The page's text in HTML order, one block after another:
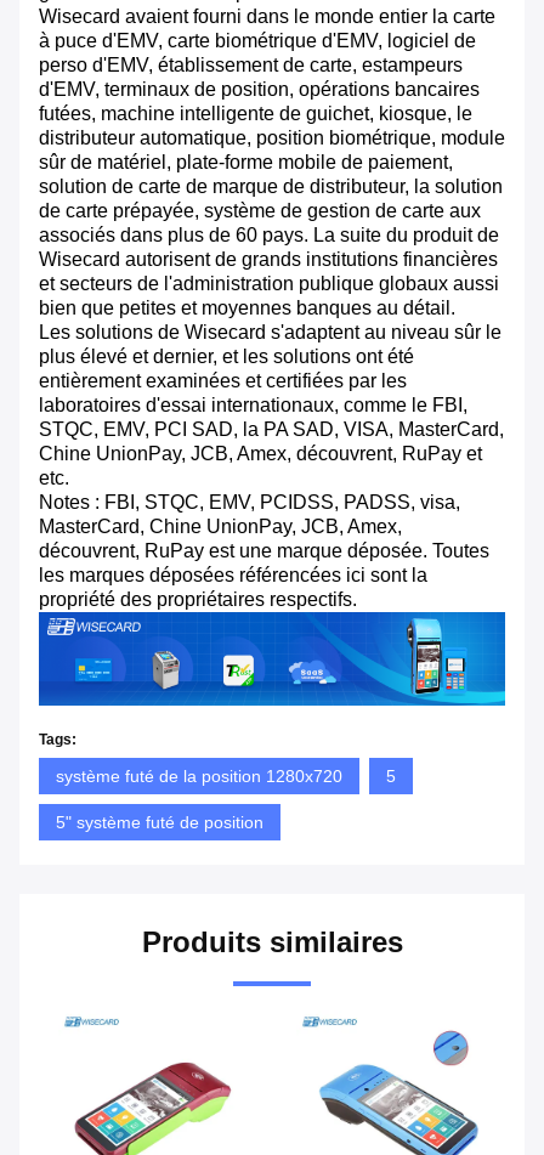
Wisecard avaient fourni dans le monde entier la carte
à puce d'EMV, carte biométrique d'EMV, logiciel de
perso d'EMV, établissement de carte, estampeurs
d'EMV, terminaux de position, opérations bancaires
futées, machine intelligente de guichet, kiosque, le
distributeur automatique, position biométrique, module
sûr de matériel, plate-forme mobile de paiement,
solution de carte de marque de distributeur, la solution
de carte prépayée, système de gestion de carte aux
associés dans plus de 60 pays. La suite du produit de
Wisecard autorisent de grands institutions financières
et secteurs de l'administration publique globaux aussi
bien que petites et moyennes banques au détail.
Les solutions de Wisecard s'adaptent au niveau sûr le
plus élevé et dernier, et les solutions ont été
entièrement examinées et certifiées par les
laboratoires d'essai internationaux, comme le FBI,
STQC, EMV, PCI SAD, la PA SAD, VISA, MasterCard,
Chine UnionPay, JCB, Amex, découvrent, RuPay et
etc.
Notes : FBI, STQC, EMV, PCIDSS, PADSS, visa,
MasterCard, Chine UnionPay, JCB, Amex,
découvrent, RuPay est une marque déposée. Toutes
les marques déposées référencées ici sont la
propriété des propriétaires respectifs.
Tags:
système futé de la position 1280x720 5
5" système futé de position
Produits similaires